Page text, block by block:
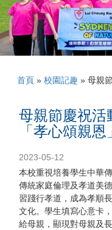
首頁» 校園記趣 » 母親
母親節慶祝活
「孝心頌親恩
2023-05-12
本校重視培養學生中華
傳統家庭倫理及孝道美
習踐行孝道，成為孝順
文化。學生填寫心意卡
給母親，顯現對母親及